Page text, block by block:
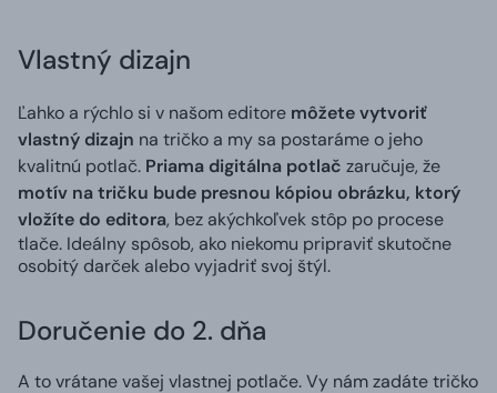
Vlastný dizajn
Ľahko a rýchlo si v našom editore môžete vytvoriť
vlastný dizajn na tričko a my sa postaráme o jeho
kvalitnú potlač. Priama digitálna potlač zaručuje, že
motív na tričku bude presnou kópiou obrázku, ktorý
vložíte do editora, bez akýchkoľvek stôp po procese
tlače. Ideálny spôsob, ako niekomu pripraviť skutočne
osobitý darček alebo vyjadriť svoj štýl.
Doručenie do 2. dňa
A to vrátane vašej vlastnej potlače. Vy nám zadáte tričko